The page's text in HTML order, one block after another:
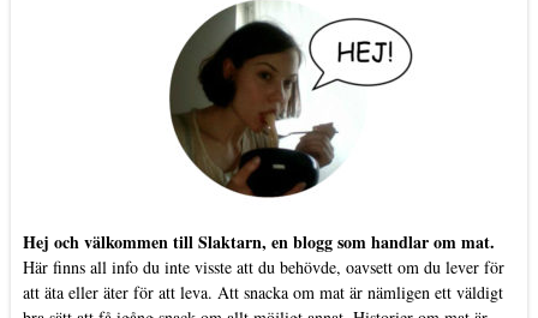
Hej och välkommen till Slaktarn, en blogg som handlar om mat.
Här finns all info du inte visste att du behövde, oavsett om du lever för
att äta eller äter för att leva. Att snacka om mat är nämligen ett väldigt